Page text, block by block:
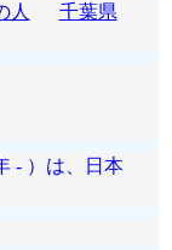
人
千葉県
- ）は、日本